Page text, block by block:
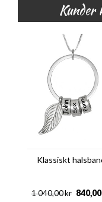
Kunder
Klassiskt
kr
1 040,00 840,00